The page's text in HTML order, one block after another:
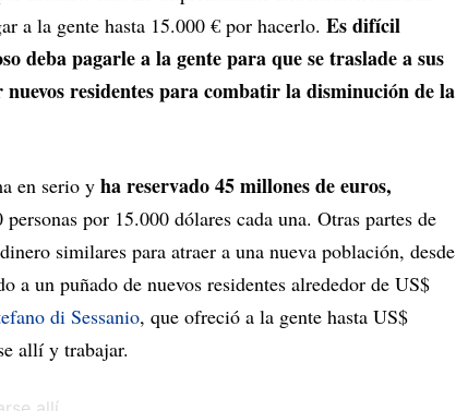
a la gente hasta 15.000 € por hacerlo. Es difícil
deba pagarle a la gente para que se traslade a sus
residentes para combatir la disminución de la
en serio y ha reservado 45 millones de euros,
por 15.000 dólares cada una. Otras partes de
similares para atraer a una nueva población, desde
a un puñado de nuevos residentes alrededor de US$
di Sessanio, que ofreció a la gente hasta US$
allí y trabajar.